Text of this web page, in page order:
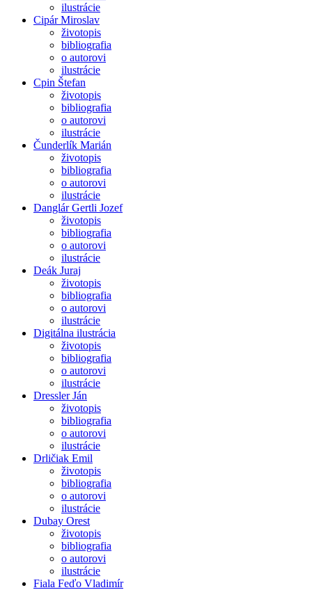
ilustrácie
Cipár Miroslav
životopis
bibliografia
o autorovi
ilustrácie
Cpin Štefan
životopis
bibliografia
o autorovi
ilustrácie
Čunderlík Marián
životopis
bibliografia
o autorovi
ilustrácie
Danglár Gertli Jozef
životopis
bibliografia
o autorovi
ilustrácie
Deák Juraj
životopis
bibliografia
o autorovi
ilustrácie
Digitálna ilustrácia
životopis
bibliografia
o autorovi
ilustrácie
Dressler Ján
životopis
bibliografia
o autorovi
ilustrácie
Drličiak Emil
životopis
bibliografia
o autorovi
ilustrácie
Dubay Orest
životopis
bibliografia
o autorovi
ilustrácie
Fiala Feďo Vladimír